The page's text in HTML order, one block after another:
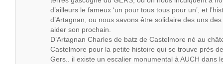
d’ailleurs le fameux ‘un pour tous tous pour un’, et
d’Artagnan, ou nous savons être solidaire des uns
aider son prochain.
D’Artagnan Charles de batz de Castelmore né au
Castelmore pour la petite histoire qui se trouve près
Gers.. il existe un escalier monumental à AUCH dans